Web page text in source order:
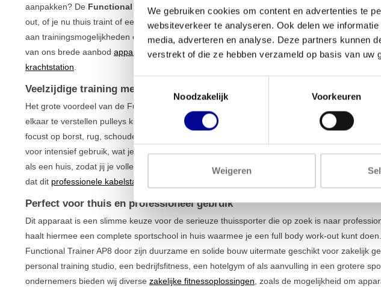
We gebruiken cookies om content en advertenties te
websiteverkeer te analyseren. Ook delen we
media, adverteren en analyse. Deze partners kunnen
verstrekt of die ze hebben verzameld op basis van uw
Noodzakelijk
Voorkeuren
Weigeren
aanpakken? De Functional Trainer AP8
is een veelzijdig kabelstation dat de basis vormt
out, of je nu thuis traint of een professionele fitnessruimte inricht. Dit robuuste apparaat
aan trainingsmogelijkheden en is een duurzame investering in je fitnesstoekomst. Het is een
van ons brede aanbod apparaten voor krachttraining en een perfecte start voor jouw eigen
krachtstation
Veelzijdige training met de Functional Trainer AP8
Het grote voordeel van de Functional Trainer AP8 is de vrijheid die het je geeft. Dankzij de
elkaar te verstellen pulleys kun je talloze oefeningen uitvoeren voor zowel je boven- als
focust op borst, rug, schouders, armen of benen, de mogelijkheden zijn eindeloos. Het
voor intensief gebruik, wat je direct merkt aan de stabiele constructie. Met een gewicht van
als een huis, zodat jij je volledig op je training kunt concentreren. Het compacte ontwerp zorgt
dat dit professionele kabelstation
Perfect voor thuis en professioneel gebruik
Dit apparaat is een slimme keuze voor de serieuze thuissporter die op zoek is naar
haalt hiermee een complete sportschool in huis waarmee je een full body work-out kunt
Functional Trainer AP8 door zijn duurzame en solide bouw uitermate geschikt voor zakelijk
personal training studio, een bedrijfsfitness, een hotelgym of als aanvulling in een grotere
ondernemers bieden wij diverse zakelijke fitnessoplossingen , zoals de mogelijkheid om